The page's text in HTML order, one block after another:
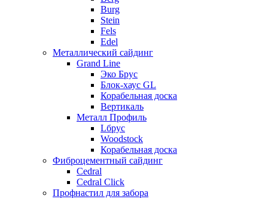
Burg
Stein
Fels
Edel
Металлический сайдинг
Grand Line
Эко Брус
Блок-хаус GL
Корабельная доска
Вертикаль
Металл Профиль
Lбрус
Woodstock
Корабельная доска
Фиброцементный сайдинг
Cedral
Cedral Click
Профнастил для забора